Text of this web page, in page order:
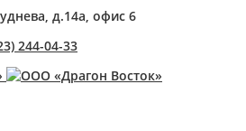
д.14а, офис 6
244-04-33